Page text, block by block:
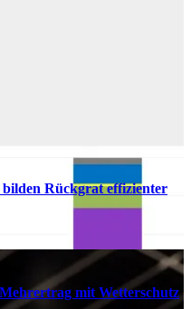
Rückgrat effizienter
mit Wetterschutz